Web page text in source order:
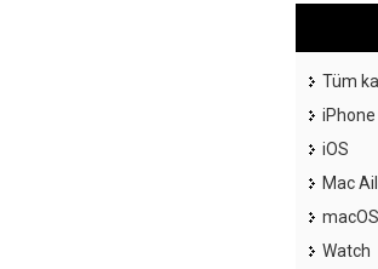
Tüm
iOS
Mac
macOS
Watch